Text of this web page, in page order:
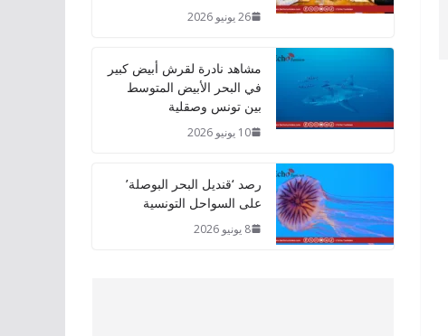
26 يونيو 2026
مشاهد نادرة لقرش أبيض كبير
في البحر الأبيض المتوسط
بين تونس وصقلية
10 يونيو 2026
رصد ‘قنديل البحر البوصلة’
على السواحل التونسية
8 يونيو 2026